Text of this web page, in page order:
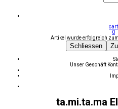
cart
0
Artikel wurde erfolgreich
Schliessen
Unser Geschäft
ta.mi.ta.ma